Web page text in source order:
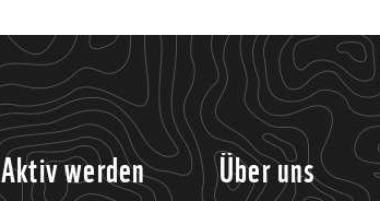
Aktiv werden Über uns